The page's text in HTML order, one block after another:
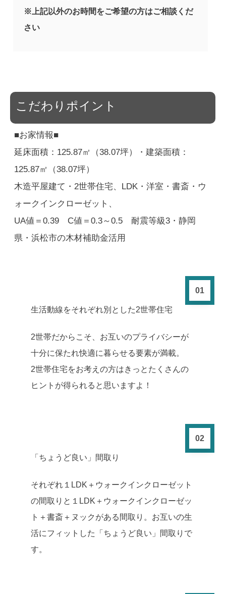
※上記以外のお時間をご希望の方はご相談くだ
さい
こだわりポイント
■お家情報■
延床面積：125.87㎡（38.07坪）・建築面積：
125.87㎡（38.07坪）
木造平屋建て・2世帯住宅、LDK・洋室・書斎・ウ
ォークインクローゼット、
UA値＝0.39 C値＝0.3～0.5 耐震等級3・静岡
県・浜松市の木材補助金活用
01
生活動線をそれぞれ別とした2世帯住宅
2世帯だからこそ、お互いのプライバシーが
十分に保たれ快適に暮らせる要素が満載。
2世帯住宅をお考えの方はきっとたくさんの
ヒントが得られると思いますよ！
02
「ちょうど良い」間取り
それぞれ１LDK＋ウォークインクローゼット
の間取りと１LDK＋ウォークインクローゼッ
ト＋書斎＋ヌックがある間取り。お互いの生
活にフィットした「ちょうど良い」間取りで
す。